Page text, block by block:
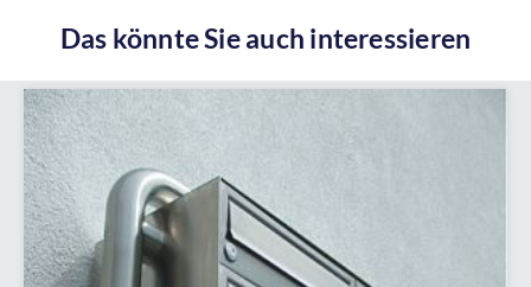
Das könnte Sie auch interessieren